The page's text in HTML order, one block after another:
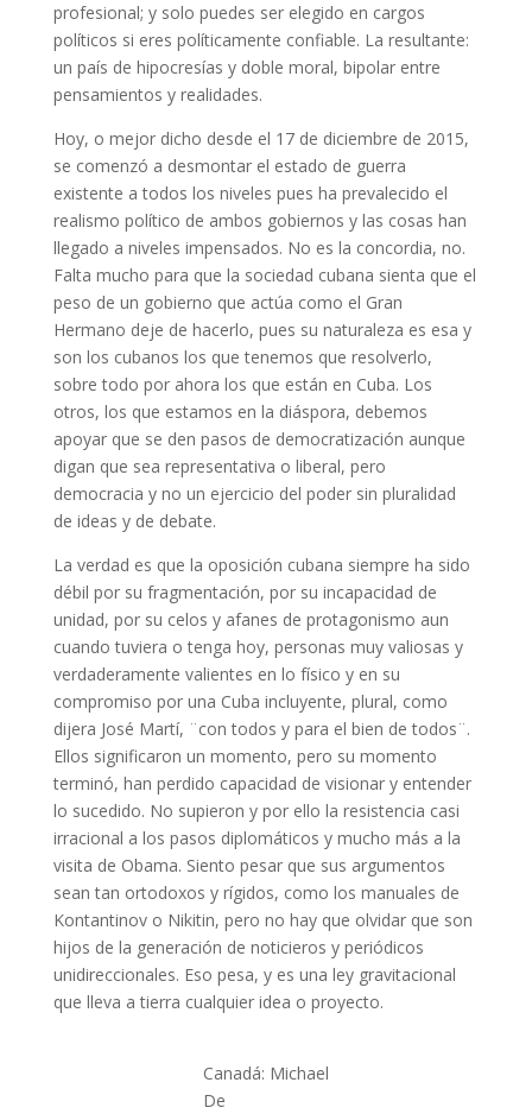
profesional; y solo puedes ser elegido en cargos
políticos si eres políticamente confiable. La resultante:
un país de hipocresías y doble moral, bipolar entre
pensamientos y realidades.
Hoy, o mejor dicho desde el 17 de diciembre de 2015,
se comenzó a desmontar el estado de guerra
existente a todos los niveles pues ha prevalecido el
realismo político de ambos gobiernos y las cosas han
llegado a niveles impensados. No es la concordia, no.
Falta mucho para que la sociedad cubana sienta que el
peso de un gobierno que actúa como el Gran
Hermano deje de hacerlo, pues su naturaleza es esa y
son los cubanos los que tenemos que resolverlo,
sobre todo por ahora los que están en Cuba. Los
otros, los que estamos en la diáspora, debemos
apoyar que se den pasos de democratización aunque
digan que sea representativa o liberal, pero
democracia y no un ejercicio del poder sin pluralidad
de ideas y de debate.
La verdad es que la oposición cubana siempre ha sido
débil por su fragmentación, por su incapacidad de
unidad, por su celos y afanes de protagonismo aun
cuando tuviera o tenga hoy, personas muy valiosas y
verdaderamente valientes en lo físico y en su
compromiso por una Cuba incluyente, plural, como
dijera José Martí, ¨con todos y para el bien de todos¨.
Ellos significaron un momento, pero su momento
terminó, han perdido capacidad de visionar y entender
lo sucedido. No supieron y por ello la resistencia casi
irracional a los pasos diplomáticos y mucho más a la
visita de Obama. Siento pesar que sus argumentos
sean tan ortodoxos y rígidos, como los manuales de
Kontantinov o Nikitin, pero no hay que olvidar que son
hijos de la generación de noticieros y periódicos
unidireccionales. Eso pesa, y es una ley gravitacional
que lleva a tierra cualquier idea o proyecto.
Canadá: Michael
De